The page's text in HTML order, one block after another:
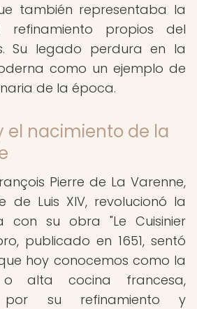
también representaba la
propios del
Su legado perdura en la
como un ejemplo de
de la época.
el nacimiento de la
Pierre de La Varenne,
Luis XIV, revolucionó la
con su obra "Le Cuisinier
publicado en 1651, sentó
hoy conocemos como la
o alta cocina francesa,
por su refinamiento y